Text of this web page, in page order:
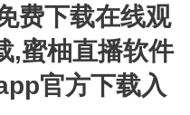
费下载在线观
,蜜柚直播软件
官方下载入